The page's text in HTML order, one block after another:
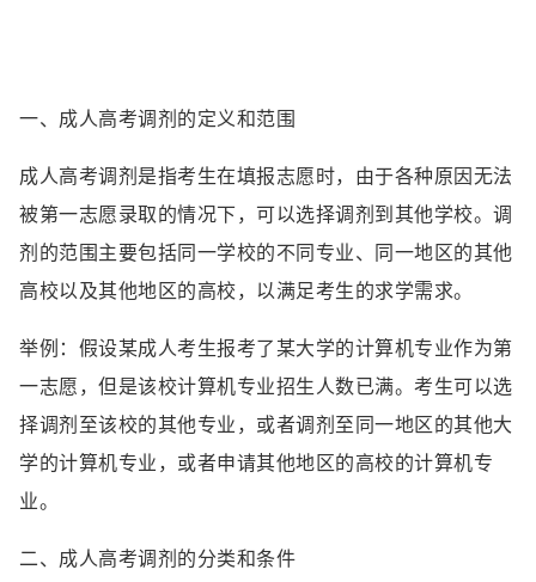
一、成人高考调剂的定义和范围
成人高考调剂是指考生在填报志愿时，由于各种原因无法
被第一志愿录取的情况下，可以选择调剂到其他学校。调
剂的范围主要包括同一学校的不同专业、同一地区的其他
高校以及其他地区的高校，以满足考生的求学需求。
举例：假设某成人考生报考了某大学的计算机专业作为第
一志愿，但是该校计算机专业招生人数已满。考生可以选
择调剂至该校的其他专业，或者调剂至同一地区的其他大
学的计算机专业，或者申请其他地区的高校的计算机专
业。
二、成人高考调剂的分类和条件